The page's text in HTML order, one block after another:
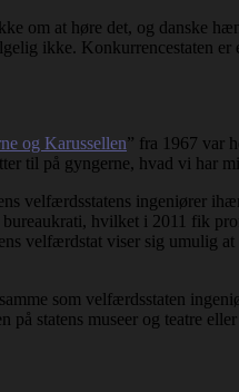
om at høre det, og danske
ikke. Konkurrencestaten er
og Karussellen” fra 1967 var
til på gyngerne, hvad vi har
velfærdsstatens ingeniører
hvilket i 2011 fik
velfærdstat viser sig umulig
som velfærdsstaten
statens museer og teatre